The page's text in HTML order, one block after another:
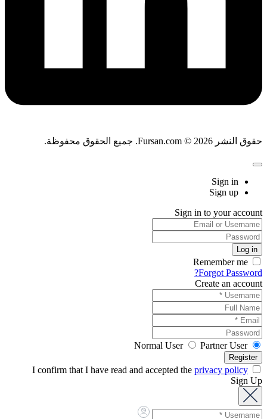
حقوق النشر Fursan.com © 2026. جميع الحقوق محفوظة.
Sign in
Sign up
Sign in to your account
Forgot Password?
Create an account
Normal User Partner User
privacy policy
Sign Up